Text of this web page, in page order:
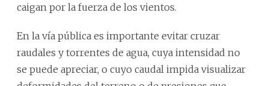
caigan por la fuerza de los vientos.
En la vía pública es importante evitar cruzar
raudales y torrentes de agua, cuya intensidad no
se puede apreciar, o cuyo caudal impida visualizar